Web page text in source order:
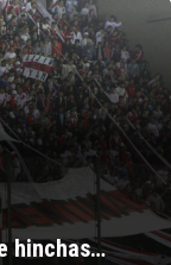
hinchas…